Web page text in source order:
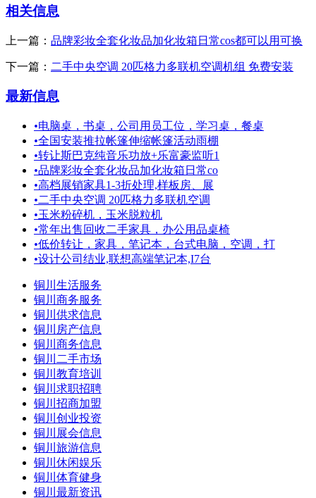
相关信息
上一篇： 品牌彩妆全套化妆品加化妆箱日常cos都可以用可换
下一篇： 二手中央空调 20匹格力多联机空调机组 免费安装
最新信息
•电脑桌，书桌，公司用员工位，学习桌，餐桌
•全国安装推拉帐篷伸缩帐篷活动雨棚
•转让斯巴克纯音乐功放+乐富豪监听1
•品牌彩妆全套化妆品加化妆箱日常co
•高档展销家具1-3折处理,样板房、展
•二手中央空调 20匹格力多联机空调
•玉米粉碎机，玉米脱粒机
•常年出售回收二手家具，办公用品桌椅
•低价转让，家具，笔记本，台式电脑，空调，打
•设计公司结业,联想高端笔记本,I7台
铜川生活服务
铜川商务服务
铜川供求信息
铜川房产信息
铜川商务信息
铜川二手市场
铜川教育培训
铜川求职招聘
铜川招商加盟
铜川创业投资
铜川展会信息
铜川旅游信息
铜川休闲娱乐
铜川体育健身
铜川最新资讯